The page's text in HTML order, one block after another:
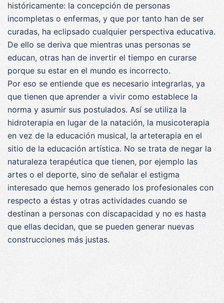
históricamente: la concepción de personas
incompletas o enfermas, y que por tanto han de ser
curadas, ha eclipsado cualquier perspectiva educativa.
De ello se deriva que mientras unas personas se
educan, otras han de invertir el tiempo en curarse
porque su estar en el mundo es incorrecto.
Por eso se entiende que es necesario integrarlas, ya
que tienen que aprender a vivir como establece la
norma y asumir sus postulados. Así se utiliza la
hidroterapia en lugar de la natación, la musicoterapia
en vez de la educación musical, la arteterapia en el
sitio de la educación artística. No se trata de negar la
naturaleza terapéutica que tienen, por ejemplo las
artes o el deporte, sino de señalar el estigma
interesado que hemos generado los profesionales con
respecto a éstas y otras actividades cuando se
destinan a personas con discapacidad y no es hasta
que ellas decidan, que se pueden generar nuevas
construcciones más justas.